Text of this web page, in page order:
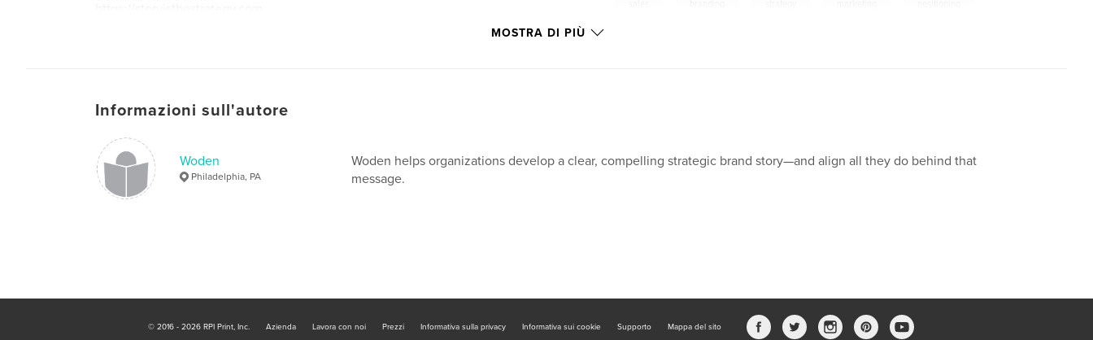
MOSTRA DI PIÙ
Informazioni sull'autore
Woden
Philadelphia, PA
Woden helps organizations develop a clear, compelling strategic brand story—and align all they do behind that
message.
© 2016 - 2026 RPI Print, Inc. Azienda Lavora con noi Prezzi Informativa sulla privacy Informativa sui cookie Supporto Mappa del sito